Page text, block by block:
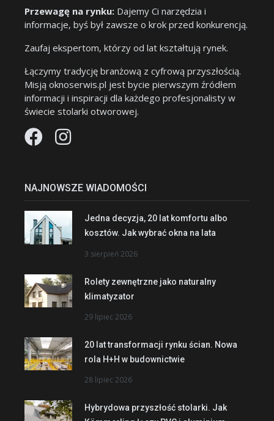
Przewagę na rynku: Dajemy Ci narzędzia i
informacje, byś był zawsze o krok przed konkurencją.
Zaufaj ekspertom, którzy od lat kształtują rynek.
Łączymy tradycję branżową z cyfrową przyszłością.
Misją oknoserwis.pl jest bycie pierwszym źródłem
informacji i inspiracji dla każdego profesjonalisty w
świecie stolarki otworowej.
NAJNOWSZE WIADOMOŚCI
Jedna decyzja, 20 lat komfortu albo
kosztów. Jak wybrać okna na lata
3 sierpień 2026
Rolety zewnętrzne jako naturalny
klimatyzator
29 lipiec 2026
20 lat transformacji rynku ścian. Nowa
rola H+H w budownictwie
28 lipiec 2026
Hybrydowa przyszłość stolarki. Jak